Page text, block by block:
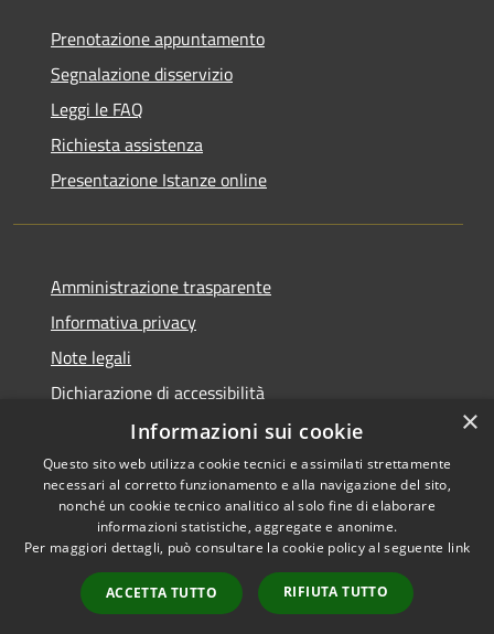
Prenotazione appuntamento
Segnalazione disservizio
Leggi le FAQ
Richiesta assistenza
Presentazione Istanze online
Amministrazione trasparente
Informativa privacy
Note legali
Dichiarazione di accessibilità
Accessibilità
Privacy
Mappa del sito
Copyright © 2026 • Comune di
Caltanissetta • Powered by
Municipium•Accesso
redazione
×
Informazioni sui cookie
Questo sito web utilizza cookie tecnici e assimilati strettamente
necessari al corretto funzionamento e alla navigazione del sito,
nonché un cookie tecnico analitico al solo fine di elaborare
informazioni statistiche, aggregate e anonime.
Per maggiori dettagli, può consultare la cookie policy al seguente link
ACCETTA TUTTO RIFIUTA TUTTO